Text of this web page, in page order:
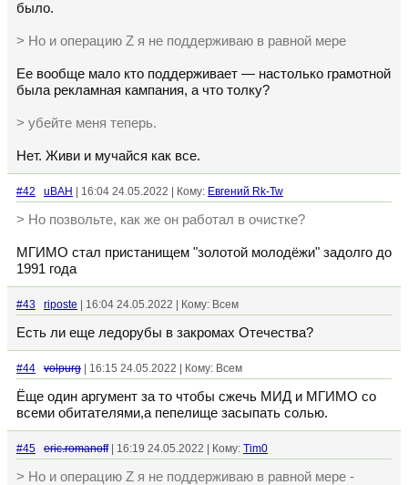
было.
> Но и операцию Z я не поддерживаю в равной мере
Ее вообще мало кто поддерживает — настолько грамотной
была рекламная кампания, а что толку?
> убейте меня теперь.
Нет. Живи и мучайся как все.
#42 uBAH | 16:04 24.05.2022 | Кому: Евгений Rk-Tw
> Но позвольте, как же он работал в очистке?
МГИМО стал пристанищем "золотой молодёжи" задолго до
1991 года
#43 riposte | 16:04 24.05.2022 | Кому: Всем
Есть ли еще ледорубы в закромах Отечества?
#44 volpurg | 16:15 24.05.2022 | Кому: Всем
Ёще один аргумент за то чтобы сжечь МИД и МГИМО со
всеми обитателями,а пепелище засыпать солью.
#45 eric.romanoff| 16:19 24.05.2022 | Кому: Tim0
> Но и операцию Z я не поддерживаю в равной мере -